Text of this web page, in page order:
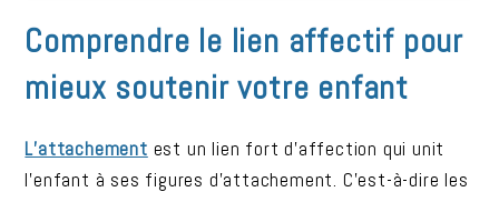
Comprendre le lien affectif pour
mieux soutenir votre enfant
L’attachement est un lien fort d’affection qui unit
l’enfant à ses figures d’attachement. C’est-à-dire les